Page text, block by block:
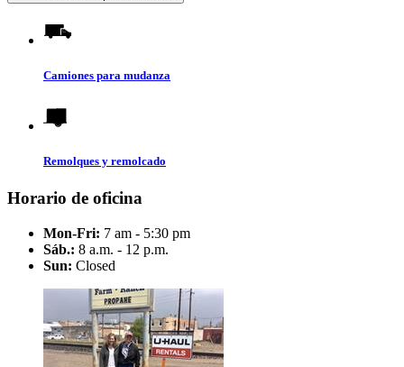
Camiones para mudanza
Remolques y remolcado
Horario de oficina
Mon-Fri: 7 am - 5:30 pm
Sáb.: 8 a.m. - 12 p.m.
Sun: Closed